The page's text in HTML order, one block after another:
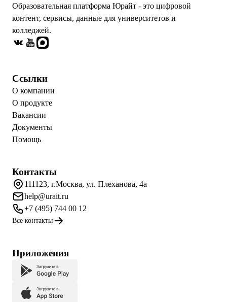
Образовательная платформа Юрайт - это цифровой
контент, сервисы, данные для университетов и
колледжей.
Ссылки
О компании
О продукте
Вакансии
Документы
Помощь
Контакты
111123, г.Москва, ул. Плеханова, 4а
help@urait.ru
+7 (495) 744 00 12
Все контакты
Приложения